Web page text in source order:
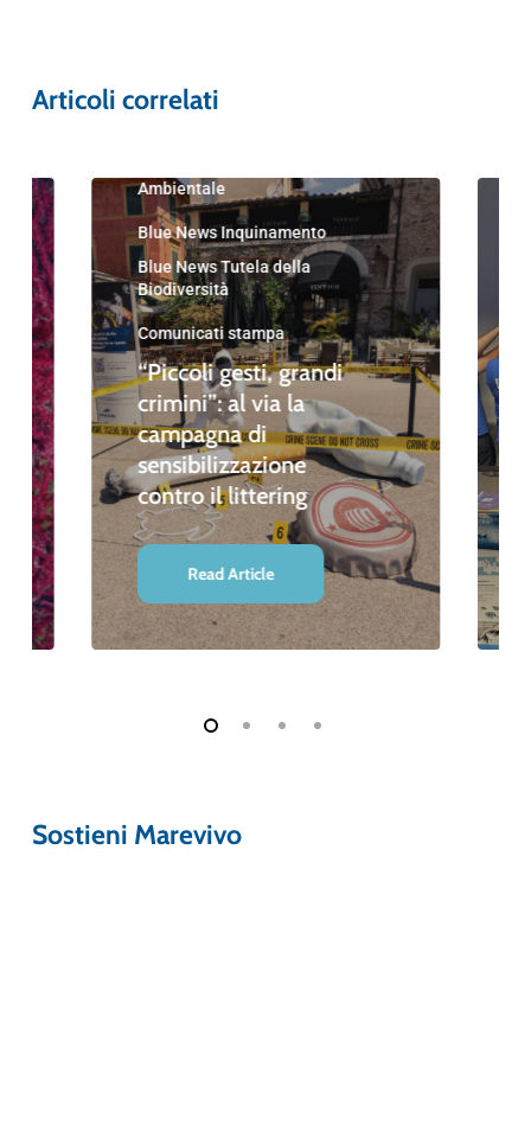
Articoli correlati
Ambientale
Blue News Inquinamento
Blue News Tutela della
Biodiversità
Comunicati stampa
“Piccoli gesti, grandi
crimini”: al via la
campagna di
sensibilizzazione
contro il littering
Read Article
Sostieni Marevivo